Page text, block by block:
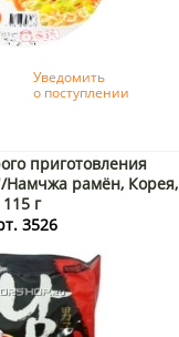
Уведомить
о поступлении
приготовления
рамён, Корея,
115 г
3526